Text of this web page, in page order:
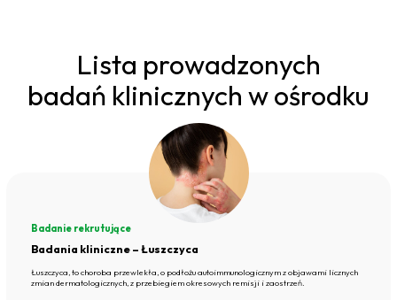
Lista prowadzonych
badań klinicznych w ośrodku
Badanie rekrutujące
Badania kliniczne – Łuszczyca
Łuszczyca, to choroba przewlekła, o podłożu autoimmunologicznym z objawami licznych
zmian dermatologicznych, z przebiegiem okresowych remisji i zaostrzeń.